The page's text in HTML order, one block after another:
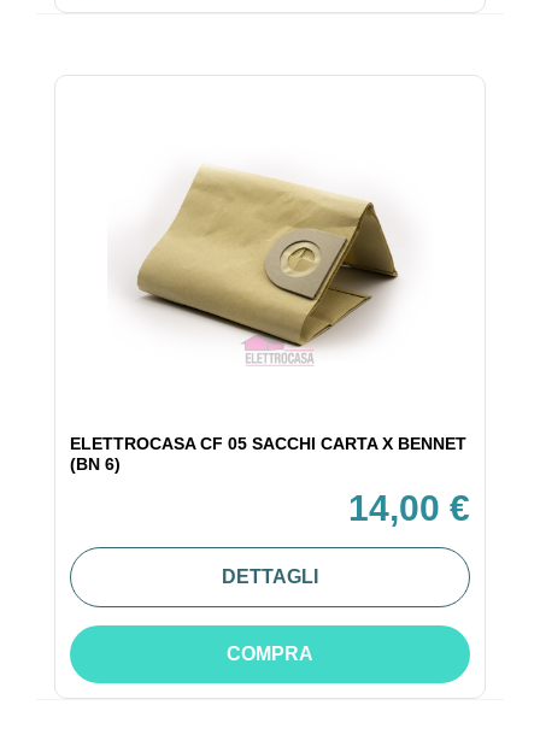
ELETTROCASA CF 05 SACCHI CARTA X BENNET
(BN 6)
14,00 €
DETTAGLI
COMPRA